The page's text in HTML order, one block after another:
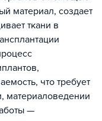
материал, создает
ткани в
что требует
материаловедении
—